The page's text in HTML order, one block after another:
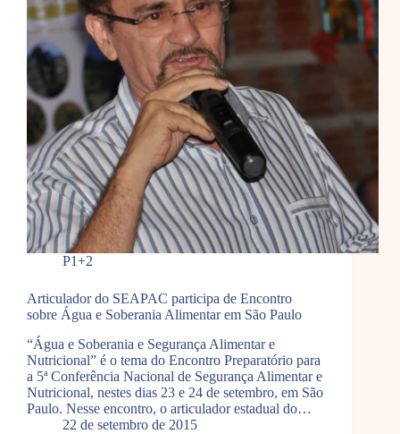
P1+2
Articulador do SEAPAC participa de Encontro
sobre Água e Soberania Alimentar em São Paulo
“Água e Soberania e Segurança Alimentar e
Nutricional” é o tema do Encontro Preparatório para
a 5ª Conferência Nacional de Segurança Alimentar e
Nutricional, nestes dias 23 e 24 de setembro, em São
Paulo. Nesse encontro, o articulador estadual do…
22 de setembro de 2015